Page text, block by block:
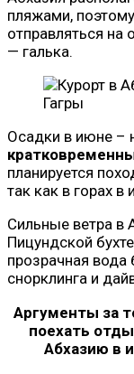
пляжами,
отправляться на
— галька.
Гагры
Осадки в июне –
планируется
так как в горах
Сильные ветра в
Пицундской
прозрачная вода
снорклинга и
Аргументы за
поехать
Абхазию в